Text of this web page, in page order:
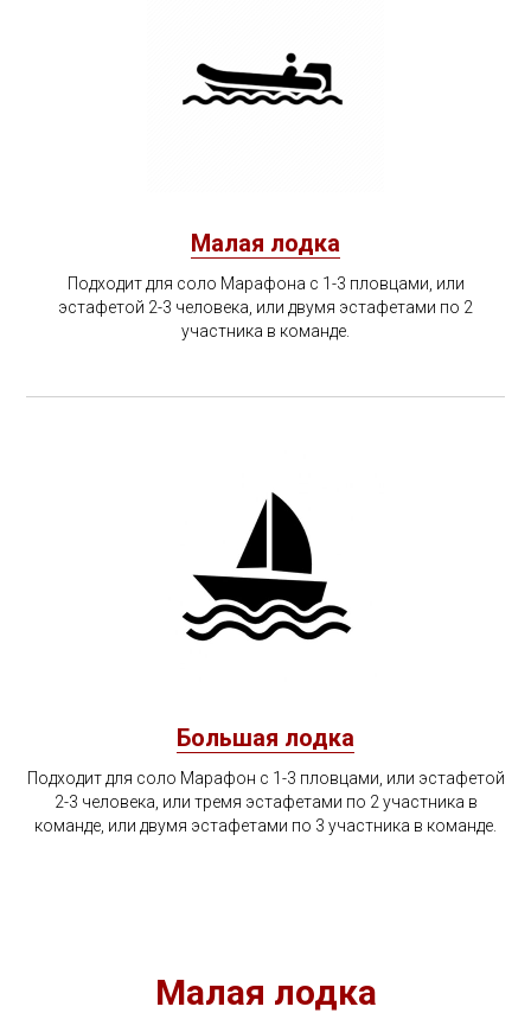
Малая лодка
Подходит для соло Марафона с 1-3 пловцами, или
эстафетой 2-3 человека, или двумя эстафетами по 2
участника в команде.
Большая лодка
Подходит для соло Марафон с 1-3 пловцами, или эстафетой
2-3 человека, или тремя эстафетами по 2 участника в
команде, или двумя эстафетами по 3 участника в команде.
Малая лодка